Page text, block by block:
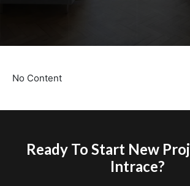
No Content
Ready To Start New
Intrace?